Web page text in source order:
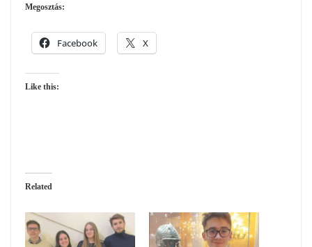
Megosztás:
Facebook X
Like this:
Related